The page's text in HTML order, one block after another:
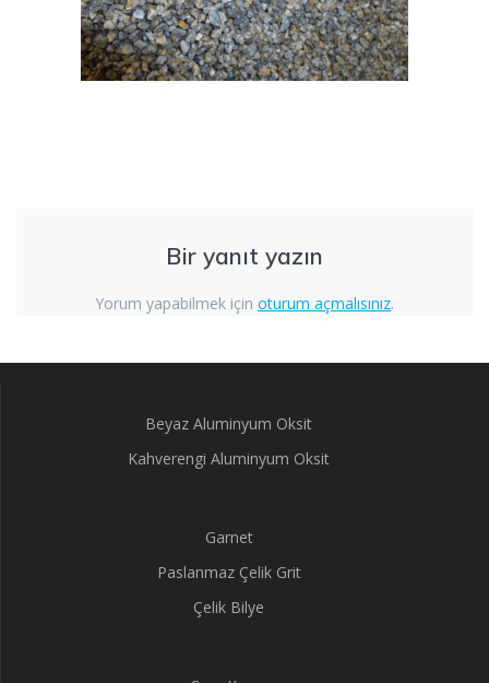
Bir yanıt yazın
Yorum yapabilmek için oturum açmalısınız.
Beyaz Aluminyum Oksit
Kahverengi Aluminyum Oksit
Garnet
Paslanmaz Çelik Grit
Çelik Bilye